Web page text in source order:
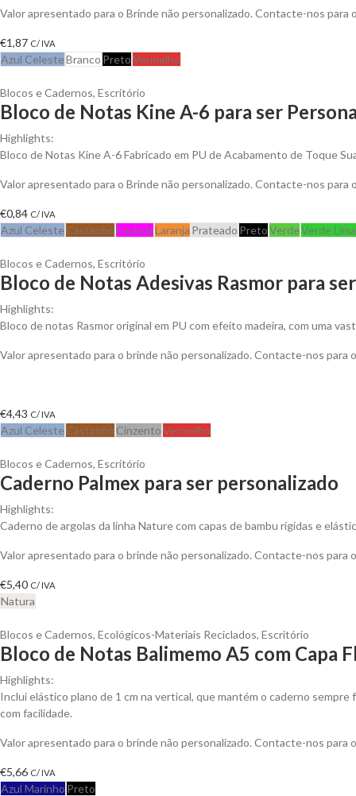
Valor apresentado para o Brinde não personalizado. Contacte-nos
€1,87 C/ IVA
Azul CelesteBranco PretoVermelho
Blocos e Cadernos, Escritório
Bloco de Notas Kine A-6 para ser
Highlights:
Bloco de Notas Kine A-6 Fabricado em PU de Acabamento de Toque
Valor apresentado para o Brinde não personalizado. Contacte-nos
€0,84 C/ IVA
Azul Celeste CastanhoFuchsiaLaranja Prateado PretoVerdeVerde Lima
Blocos e Cadernos, Escritório
Bloco de Notas Adesivas Rasmor para
Highlights:
Bloco de notas Rasmor original em PU com efeito madeira, com uma
Valor apresentado para o brinde não personalizado. Contacte-nos
€4,43 C/ IVA
Azul Celeste Castanho CinzentoVermelho
Blocos e Cadernos, Escritório
Caderno Palmex para ser personalizado
Highlights:
Caderno de argolas da linha Nature com capas de bambu rígidas e
Valor apresentado para o brinde não personalizado. Contacte-nos
€5,40 C/ IVA
Natura
Blocos e Cadernos, Ecológicos-Materiais Reciclados, Escritório
Bloco de Notas Balimemo A5 com Capa
Highlights:
Inclui elástico plano de 1 cm na vertical, que mantém o caderno
com facilidade.
Valor apresentado para o brinde não personalizado. Contacte-nos
€5,66 C/ IVA
Azul Marinho Preto